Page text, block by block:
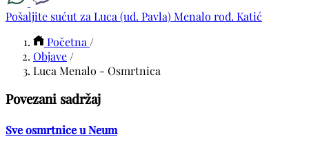
Pošaljite sućut za Luca (ud. Pavla) Menalo rođ. Katić
Početna /
Objave /
Luca Menalo - Osmrtnica
Povezani sadržaj
Sve osmrtnice u Neum